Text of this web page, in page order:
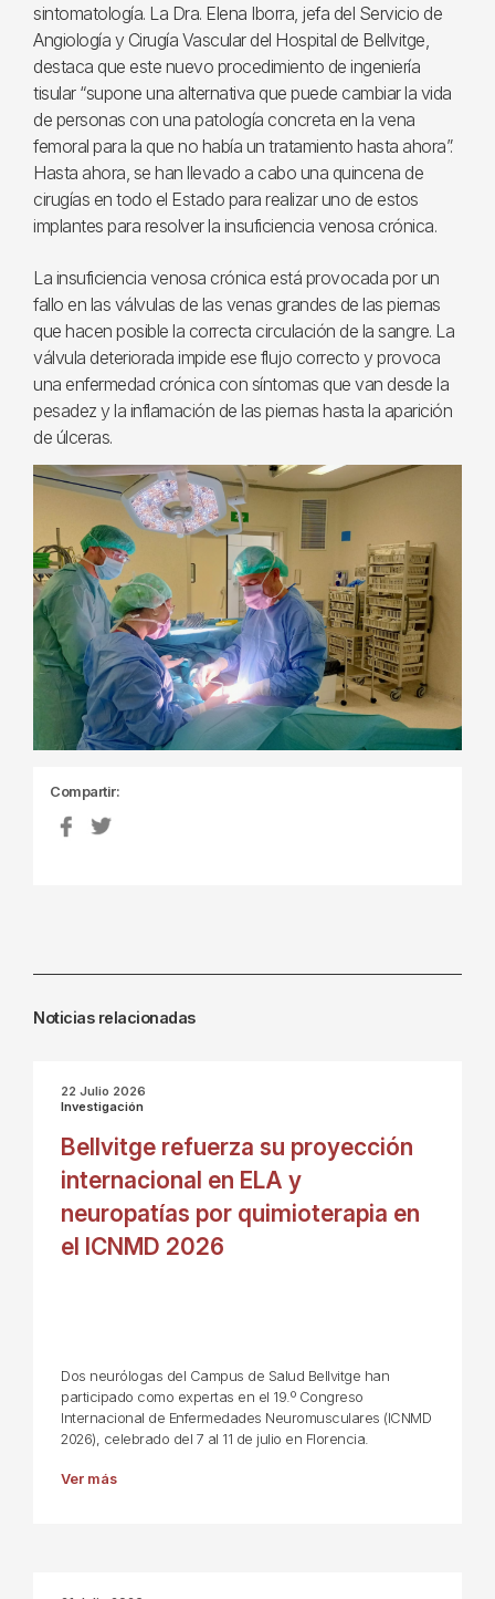
sintomatología. La Dra. Elena Iborra, jefa del Servicio de
Angiología y Cirugía Vascular del Hospital de Bellvitge,
destaca que este nuevo procedimiento de ingeniería
tisular “supone una alternativa que puede cambiar la vida
de personas con una patología concreta en la vena
femoral para la que no había un tratamiento hasta ahora”.
Hasta ahora, se han llevado a cabo una quincena de
cirugías en todo el Estado para realizar uno de estos
implantes para resolver la insuficiencia venosa crónica.
La insuficiencia venosa crónica está provocada por un
fallo en las válvulas de las venas grandes de las piernas
que hacen posible la correcta circulación de la sangre. La
válvula deteriorada impide ese flujo correcto y provoca
una enfermedad crónica con síntomas que van desde la
pesadez y la inflamación de las piernas hasta la aparición
de úlceras.
Compartir:
Noticias relacionadas
22 Julio 2026
Investigación
Bellvitge refuerza su proyección
internacional en ELA y
neuropatías por quimioterapia en
el ICNMD 2026
Dos neurólogas del Campus de Salud Bellvitge han
participado como expertas en el 19.º Congreso
Internacional de Enfermedades Neuromusculares (ICNMD
2026), celebrado del 7 al 11 de julio en Florencia.
Ver más